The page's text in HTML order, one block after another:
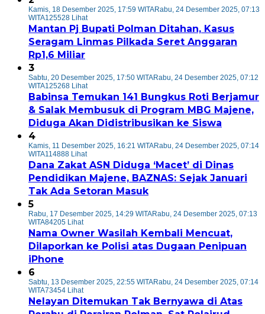
Kamis, 18 Desember 2025, 17:59 WITARabu, 24 Desember 2025, 07:13
WITA125528 Lihat
Mantan Pj Bupati Polman Ditahan, Kasus
Seragam Linmas Pilkada Seret Anggaran
Rp1,6 Miliar
3
Sabtu, 20 Desember 2025, 17:50 WITARabu, 24 Desember 2025, 07:12
WITA125268 Lihat
Babinsa Temukan 141 Bungkus Roti Berjamur
& Salak Membusuk di Program MBG Majene,
Diduga Akan Didistribusikan ke Siswa
4
Kamis, 11 Desember 2025, 16:21 WITARabu, 24 Desember 2025, 07:14
WITA114888 Lihat
Dana Zakat ASN Diduga ‘Macet’ di Dinas
Pendidikan Majene, BAZNAS: Sejak Januari
Tak Ada Setoran Masuk
5
Rabu, 17 Desember 2025, 14:29 WITARabu, 24 Desember 2025, 07:13
WITA84205 Lihat
Nama Owner Wasilah Kembali Mencuat,
Dilaporkan ke Polisi atas Dugaan Penipuan
iPhone
6
Sabtu, 13 Desember 2025, 22:55 WITARabu, 24 Desember 2025, 07:14
WITA73454 Lihat
Nelayan Ditemukan Tak Bernyawa di Atas